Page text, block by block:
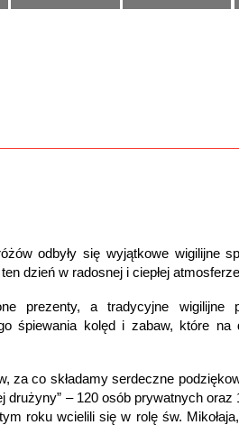
odbyły się wyjątkowe wigilijne
dzień w radosnej i ciepłej
prezenty, a tradycyjne wigilijne
śpiewania kolęd i zabaw, które na
za co składamy serdeczne
drużyny” – 120 osób prywatnych
roku wcielili się w rolę św.